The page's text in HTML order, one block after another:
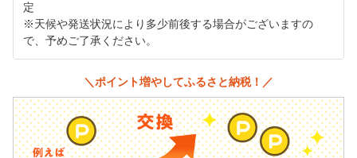
定
※天候や発送状況により多少前後する場合がございますの
で、予めご了承ください。
＼ポイント増やしてふるさと納税！／